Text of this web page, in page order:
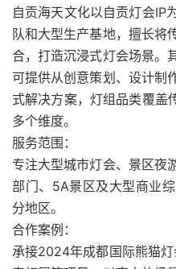
自贡海天文化以自贡灯会IP
队和大型生产基地，擅长将
合，打造沉浸式灯会场景。
可提供从创意策划、设计制
式解决方案，灯组品类覆盖
多个维度。
服务范围：
专注大型城市灯会、景区夜
部门、5A景区及大型商业
分地区。
合作案例：
承接2024年成都国际熊猫